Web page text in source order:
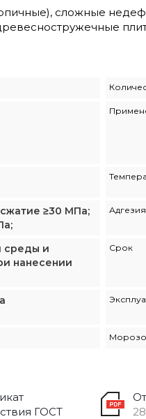
сложные
≥30 МПа;
Адгезия
среды и
нанесении
Срок
ГОСТ